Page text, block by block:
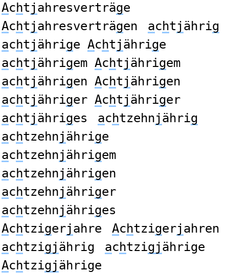
Achtjahresverträge
Achtjahresverträgen achtjährig
achtjährige Achtjährige
achtjährigem Achtjährigem
achtjährigen Achtjährigen
achtjähriger Achtjähriger
achtjähriges achtzehnjährig
achtzehnjährige
achtzehnjährigem
achtzehnjährigen
achtzehnjähriger
achtzehnjähriges
Achtzigerjahre Achtzigerjahren
achtzigjährig achtzigjährige
Achtzigjährige